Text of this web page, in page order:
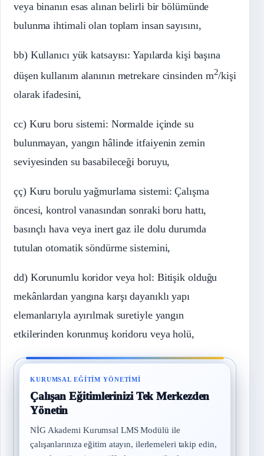
veya binanın esas alınan belirli bir bölümünde
bulunma ihtimali olan toplam insan sayısını,
bb) Kullanıcı yük katsayısı: Yapılarda kişi başına
düşen kullanım alanının metrekare cinsinden m2/kişi
olarak ifadesini,
cc) Kuru boru sistemi: Normalde içinde su
bulunmayan, yangın hâlinde itfaiyenin zemin
seviyesinden su basabileceği boruyu,
çç) Kuru borulu yağmurlama sistemi: Çalışma
öncesi, kontrol vanasından sonraki boru hattı,
basınçlı hava veya inert gaz ile dolu durumda
tutulan otomatik söndürme sistemini,
dd) Korunumlu koridor veya hol: Bitişik olduğu
mekânlardan yangına karşı dayanıklı yapı
elemanlarıyla ayırılmak suretiyle yangın
etkilerinden korunmuş koridoru veya holü,
KURUMSAL EĞITIM YÖNETIMI
Çalışan Eğitimlerinizi Tek Merkezden
Yönetin
NİG Akademi Kurumsal LMS Modülü ile
çalışanlarınıza eğitim atayın, ilerlemeleri takip edin,